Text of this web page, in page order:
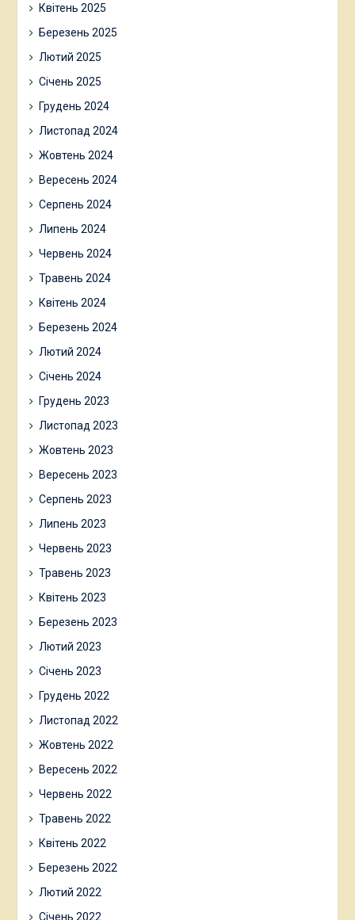
Квітень 2025
Березень 2025
Лютий 2025
Січень 2025
Грудень 2024
Листопад 2024
Жовтень 2024
Вересень 2024
Серпень 2024
Липень 2024
Червень 2024
Травень 2024
Квітень 2024
Березень 2024
Лютий 2024
Січень 2024
Грудень 2023
Листопад 2023
Жовтень 2023
Вересень 2023
Серпень 2023
Липень 2023
Червень 2023
Травень 2023
Квітень 2023
Березень 2023
Лютий 2023
Січень 2023
Грудень 2022
Листопад 2022
Жовтень 2022
Вересень 2022
Червень 2022
Травень 2022
Квітень 2022
Березень 2022
Лютий 2022
Січень 2022